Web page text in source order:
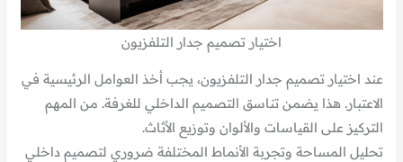
اختيار تصميم جدار التلفزيون
عند اختيار تصميم جدار التلفزيون، يجب أخذ العوامل الرئيسية في
الاعتبار. هذا يضمن تناسق التصميم الداخلي للغرفة. من المهم
التركيز على القياسات والألوان وتوزيع الأثاث.
تحليل المساحة وتجربة الأنماط المختلفة ضروري لتصميم داخلي